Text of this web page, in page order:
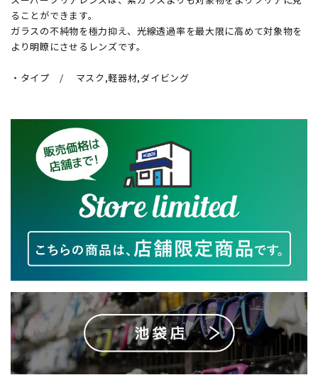
ることができます。
ガラスの不純物を極力抑え、光線透過率を最大限に高めて対象物を
より明瞭にさせるレンズです。
・タイプ / マスク,軽器材,ダイビング